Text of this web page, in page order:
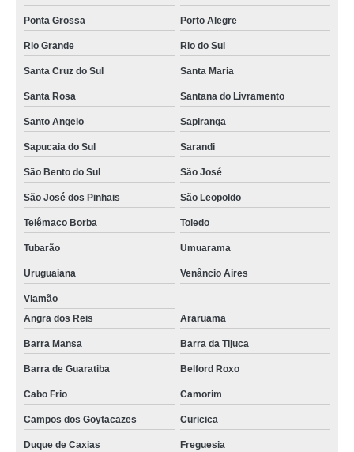
Ponta Grossa Porto Alegre
Rio Grande Rio do Sul
Santa Cruz do Sul Santa Maria
Santa Rosa Santana do Livramento
Santo Angelo Sapiranga
Sapucaia do Sul Sarandi
São Bento do Sul São José
São José dos Pinhais São Leopoldo
Telêmaco Borba Toledo
Tubarão Umuarama
Uruguaiana Venâncio Aires
Viamão
Angra dos Reis
Araruama
Barra Mansa Barra da Tijuca
Barra de Guaratiba Belford Roxo
Cabo Frio Camorim
Campos dos Goytacazes Curicica
Duque de Caxias Freguesia